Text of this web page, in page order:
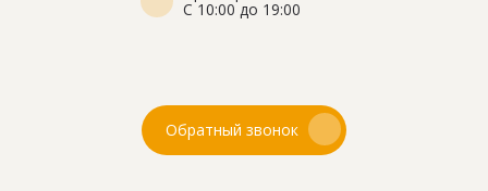
С 10:00 до 19:00
Обратный звонок